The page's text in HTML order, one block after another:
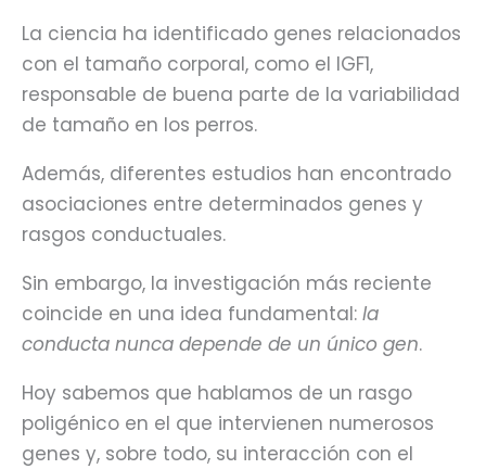
La ciencia ha identificado genes relacionados
con el tamaño corporal, como el IGF1,
responsable de buena parte de la variabilidad
de tamaño en los perros.
Además, diferentes estudios han encontrado
asociaciones entre determinados genes y
rasgos conductuales.
Sin embargo, la investigación más reciente
coincide en una idea fundamental: la
conducta nunca depende de un único gen.
Hoy sabemos que hablamos de un rasgo
poligénico en el que intervienen numerosos
genes y, sobre todo, su interacción con el